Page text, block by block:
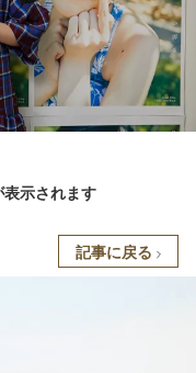
示されます
記事に戻る